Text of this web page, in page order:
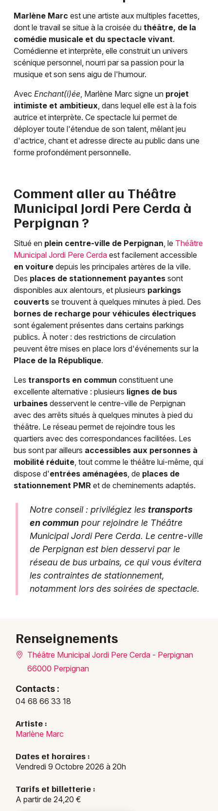
Marlène Marc est une artiste aux multiples facettes,
dont le travail se situe à la croisée du théâtre, de la
comédie musicale et du spectacle vivant.
Comédienne et interprète, elle construit un univers
scénique personnel, nourri par sa passion pour la
musique et son sens aigu de l'humour.
Avec Enchant(i)ée, Marlène Marc signe un projet
intimiste et ambitieux, dans lequel elle est à la fois
autrice et interprète. Ce spectacle lui permet de
déployer toute l'étendue de son talent, mêlant jeu
d'actrice, chant et adresse directe au public dans une
forme profondément personnelle.
Comment aller au Théâtre
Municipal Jordi Pere Cerda à
Perpignan ?
Situé en plein centre-ville de Perpignan, le Théâtre
Municipal Jordi Pere Cerda est facilement accessible
en voiture depuis les principales artères de la ville.
Des places de stationnement payantes sont
disponibles aux alentours, et plusieurs parkings
couverts se trouvent à quelques minutes à pied. Des
bornes de recharge pour véhicules électriques
sont également présentes dans certains parkings
publics. À noter : des restrictions de circulation
peuvent être mises en place lors d'événements sur la
Place de la République.
Les transports en commun constituent une
excellente alternative : plusieurs lignes de bus
urbaines desservent le centre-ville de Perpignan
avec des arrêts situés à quelques minutes à pied du
théâtre. Le réseau permet de rejoindre tous les
quartiers avec des correspondances facilitées. Les
bus sont par ailleurs accessibles aux personnes à
mobilité réduite, tout comme le théâtre lui-même, qui
dispose d'entrées aménagées, de places de
stationnement PMR et de cheminements adaptés.
Notre conseil : privilégiez les transports
en commun pour rejoindre le Théâtre
Municipal Jordi Pere Cerda. Le centre-ville
de Perpignan est bien desservi par le
réseau de bus urbains, ce qui vous évitera
les contraintes de stationnement,
notamment lors des soirées de spectacle.
Renseignements
Théâtre Municipal Jordi Pere Cerda - Perpignan
66000 Perpignan
Contacts :
04 68 66 33 18
Artiste :
Marlène Marc
Dates et horaires :
Vendredi 9 Octobre 2026 à 20h
Tarifs et billetterie :
A partir de 24,20 €